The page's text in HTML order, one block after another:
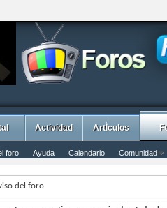
Actividad ArtÌculos
foro Ayuda Calendario Comunidad
del foro